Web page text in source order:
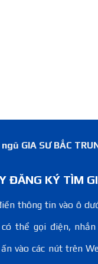
GIA SƯ BẮC
ĐĂNG KÝ TÌM
thông tin vào ô
thể gọi điện,
vào các nút trên